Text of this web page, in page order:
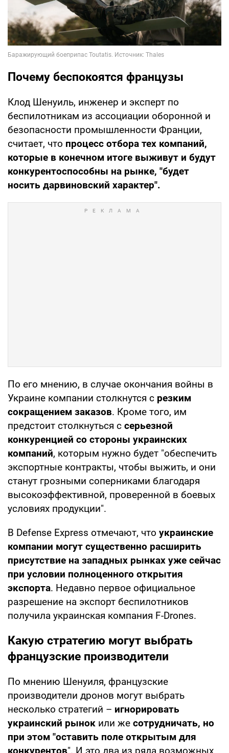
Почему беспокоятся французы
Клод Шенуиль, инженер и эксперт по
беспилотникам из ассоциации оборонной и
безопасности промышленности Франции,
считает, что процесс отбора тех компаний,
которые в конечном итоге выживут и будут
конкурентоспособны на рынке, "будет
носить дарвиновский характер".
По его мнению, в случае окончания войны в
Украине компании столкнутся с резким
сокращением заказов. Кроме того, им
предстоит столкнуться с серьезной
конкуренцией со стороны украинских
компаний, которым нужно будет "обеспечить
экспортные контракты, чтобы выжить, и они
станут грозными соперниками благодаря
высокоэффективной, проверенной в боевых
условиях продукции".
В Defense Express отмечают, что украинские
компании могут существенно расширить
присутствие на западных рынках уже сейчас
при условии полноценного открытия
экспорта. Недавно первое официальное
разрешение на экспорт беспилотников
получила украинская компания F-Drones.
Какую стратегию могут выбрать
французские производители
По мнению Шенуиля, французские
производители дронов могут выбрать
несколько стратегий – игнорировать
украинский рынок или же сотрудничать, но
при этом "оставить поле открытым для